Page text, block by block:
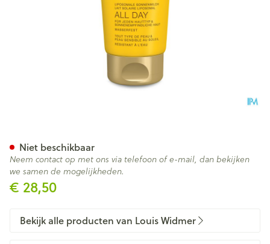
€ 28,50
Niet beschikbaar
Neem contact op met ons via telefoon of e-mail, dan bekijken
we samen de mogelijkheden.
Bekijk alle producten van Louis Widmer